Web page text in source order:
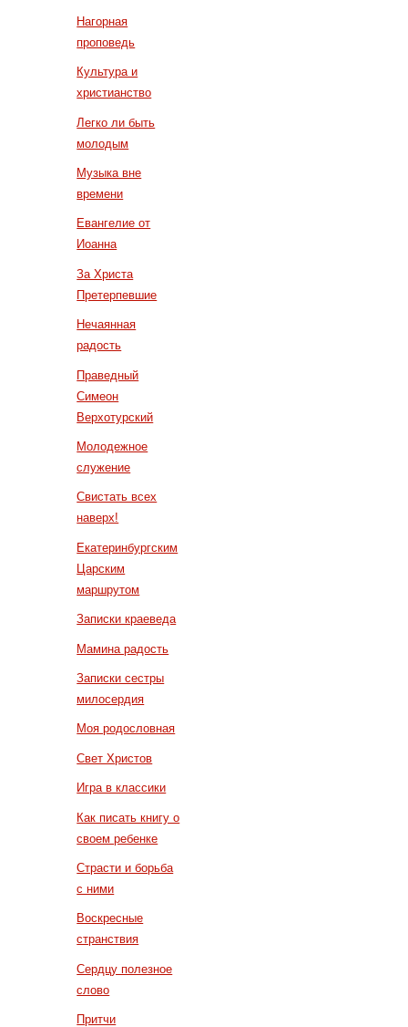
Нагорная
проповедь
Культура и
христианство
Легко ли быть
молодым
Музыка вне
времени
Евангелие от
Иоанна
За Христа
Претерпевшие
Нечаянная
радость
Праведный
Симеон
Верхотурский
Молодежное
служение
Свистать всех
наверх!
Екатеринбургским
Царским
маршрутом
Записки краеведа
Мамина радость
Записки сестры
милосердия
Моя родословная
Свет Христов
Игра в классики
Как писать книгу о
своем ребенке
Страсти и борьба
с ними
Воскресные
странствия
Сердцу полезное
слово
Притчи